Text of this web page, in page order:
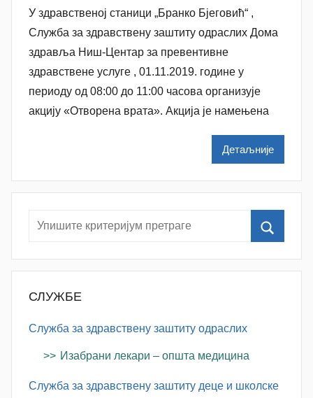
т
о
р
D
o
a
v
У здравственој станици „Бранко Бјеговић“ ,
Служба за здравствену заштиту одраслих Дома
здравља Ниш-Центар за превентивне
здравствене услуге , 01.11.2019. године у
периоду од 08:00 до 11:00 часова организује
акцију «Отворена врата». Акција је намењена
Детаљније
СЛУЖБЕ
Служба за здравствену заштиту одраслих
Изабрани лекари – општа медицина
Служба за здравствену заштиту деце и школске